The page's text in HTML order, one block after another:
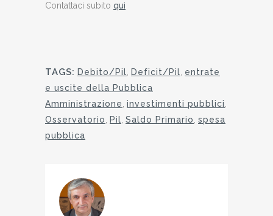
Contattaci subito qui
TAGS: Debito/Pil Deficit/Pil entrate
e uscite della Pubblica
Amministrazione investimenti pubblici
Osservatorio
Pil Saldo Primario spesa
pubblica